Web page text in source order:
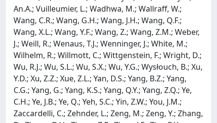
An.A.; Vuilleumier, L.; Wadhwa, M.; Wallraff, W.;
Wang, C.R.; Wang, G.H.; Wang, J.H.; Wang, Q.F.;
Wang, X.L.; Wang, Y.F.; Wang, Z.; Wang, Z.M.; Weber,
J.; Weill, R.; Wenaus, T.J.; Wenninger, J.; White, M.;
Wilhelm, R.; Willmott, C.; Wittgenstein, F.; Wright, D.;
Wu, R.J.; Wu, S.L.; Wu, S.X.; Wu, Y.G.; Wysłouch, B.; Xu,
Y.D.; Xu, Z.Z.; Xue, Z.L.; Yan, D.S.; Yang, B.Z.; Yang,
C.G.; Yang, G.; Yang, K.S.; Yang, Q.Y.; Yang, Z.Q.; Ye,
C.H.; Ye, J.B.; Ye, Q.; Yeh, S.C.; Yin, Z.W.; You, J.M.;
Zaccardelli, C.; Zehnder, L.; Zeng, M.; Zeng, Y.; Zhang,